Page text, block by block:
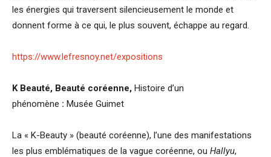
les énergies qui traversent silencieusement le monde et
donnent forme à ce qui, le plus souvent, échappe au regard.
https://www.lefresnoy.net/expositions
K Beauté, Beauté coréenne, Histoire d’un
phénomène : Musée Guimet
La « K-Beauty » (beauté coréenne), l’une des manifestations
les plus emblématiques de la vague coréenne, ou Hallyu,